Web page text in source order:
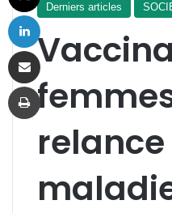
Derniers articles
Linkedin
Partager par email
Imprimer